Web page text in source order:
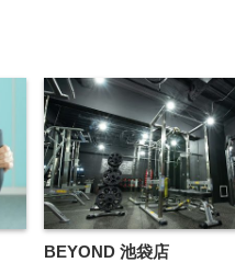
BEYOND 池袋店